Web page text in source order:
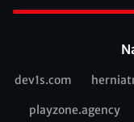
Recommended
dev1s.com
playzone.agency